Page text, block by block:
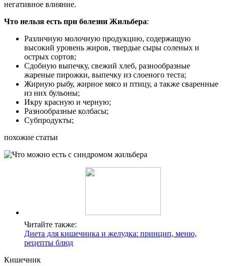
негативное влияние.
Что нельзя есть при болезни Жильбера:
Различную молочную продукцию, содержащую
высокий уровень жиров, твердые сыры соленых и
острых сортов;
Сдобную выпечку, свежий хлеб, разнообразные
жареные пирожки, выпечку из слоеного теста;
Жирную рыбу, жирное мясо и птицу, а также сваренные
из них бульоны;
Икру красную и черную;
Разнообразные колбасы;
Субпродукты;
похожие статьи
Читайте также:
Диета для кишечника и желудка: принцип, меню,
рецепты блюд
Кишечник